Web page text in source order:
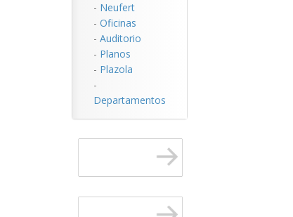
- Neufert
- Oficinas
- Auditorio
- Planos
- Plazola
-
Departamentos